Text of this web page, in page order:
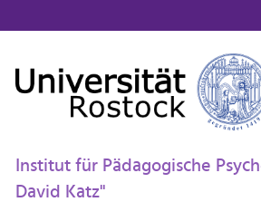
Institut für Pädagogische
David Katz"